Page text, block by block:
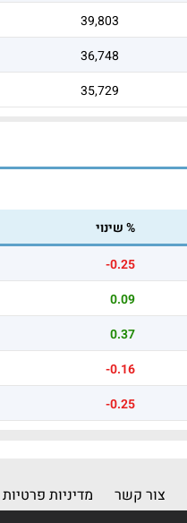
39,803
36,748
35,729
% שינוי
-0.25
0.09
0.37
-0.16
-0.25
צור קשר מדיניות פרטיות